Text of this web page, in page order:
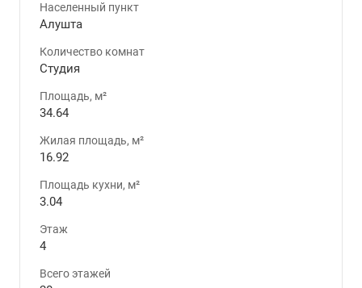
Населенный пункт
Алушта
Количество комнат
Студия
Площадь, м²
34.64
Жилая площадь, м²
16.92
Площадь кухни, м²
3.04
Этаж
4
Всего этажей